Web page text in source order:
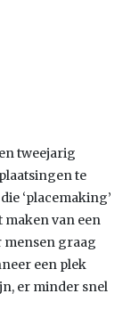
tweejarig
te
‘placemaking’
maken van een
mensen graag
een plek
er minder snel